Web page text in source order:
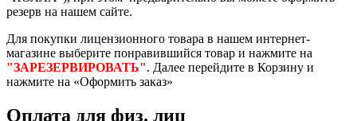
резерв на нашем сайте.
Для покупки лицензионного товара в нашем интернет-
магазине выберите понравившийся товар и нажмите на
"ЗАРЕЗЕРВИРОВАТЬ". Далее перейдите в Корзину и
нажмите на «Оформить заказ»
Оплата для физ. лиц